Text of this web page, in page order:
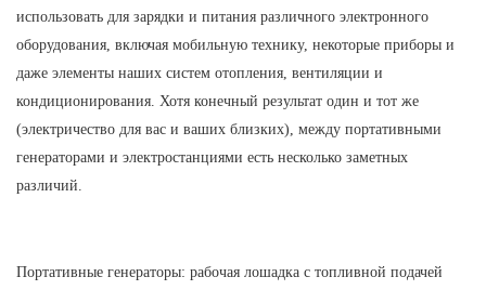
использовать для зарядки и питания различного электронного
оборудования, включая мобильную технику, некоторые приборы и
даже элементы наших систем отопления, вентиляции и
кондиционирования. Хотя конечный результат один и тот же
(электричество для вас и ваших близких), между портативными
генераторами и электростанциями есть несколько заметных
различий.
Портативные генераторы: рабочая лошадка с топливной подачей